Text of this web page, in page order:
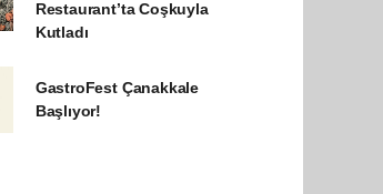
Restaurant’ta Coşkuyla
Kutladı
GastroFest Çanakkale
Başlıyor!